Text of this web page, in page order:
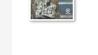
Papel